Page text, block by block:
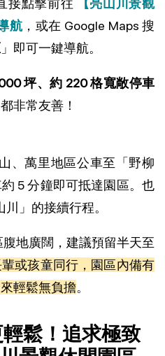
航，或在 Google Maps 搜
」即可一鍵導航。
坪、約 220 格寬敞停車
非常友善！
、萬里地區公車至「野柳
5 分鐘即可抵達園區。也
」的接續行程。
地廣闊，建議預留半天至
或孩童同行，園區內備有
來輕鬆無負擔。
鬆！追求極致